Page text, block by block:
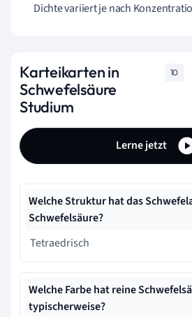
Dichte variiert je nach
Karteikarten in
Schwefelsäure
Studium
10
Lerne jetzt
Welche Struktur hat das
Schwefelsäure?
Tetraedrisch
Welche Farbe hat reine
typischerweise?